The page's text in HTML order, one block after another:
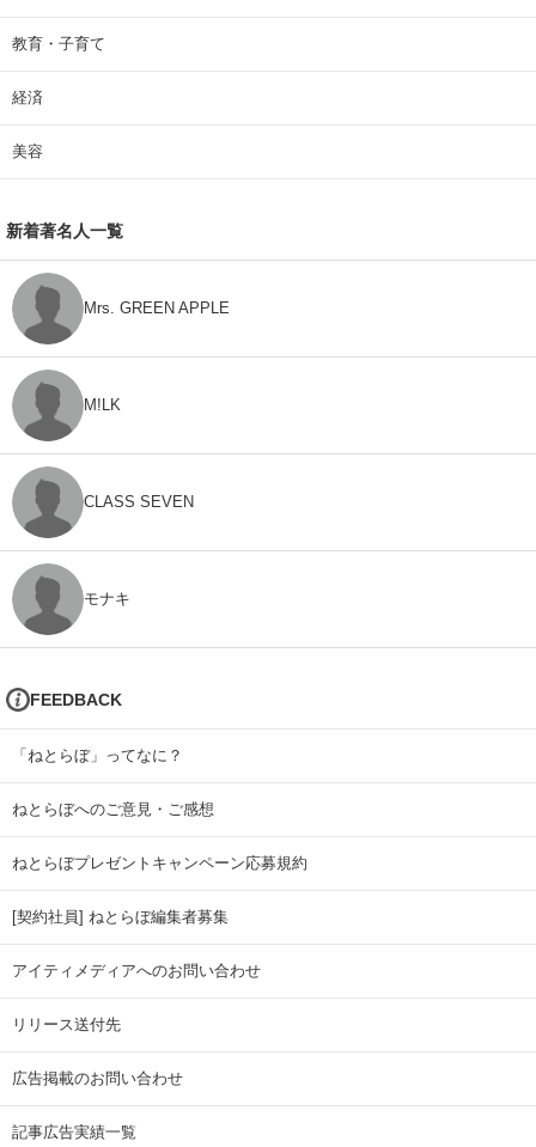
教育・子育て
経済
美容
新着著名人一覧
Mrs. GREEN APPLE
M!LK
CLASS SEVEN
モナキ
FEEDBACK
「ねとらぼ」ってなに？
ねとらぼへのご意見・ご感想
ねとらぼプレゼントキャンペーン応募規約
[契約社員] ねとらぼ編集者募集
アイティメディアへのお問い合わせ
リリース送付先
広告掲載のお問い合わせ
記事広告実績一覧